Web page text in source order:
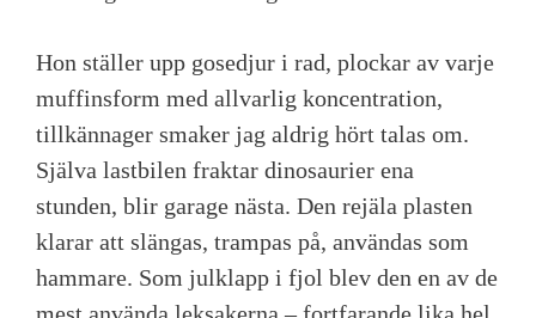
Hon ställer upp gosedjur i rad, plockar av varje
muffinsform med allvarlig koncentration,
tillkännager smaker jag aldrig hört talas om.
Själva lastbilen fraktar dinosaurier ena
stunden, blir garage nästa. Den rejäla plasten
klarar att slängas, trampas på, användas som
hammare. Som julklapp i fjol blev den en av de